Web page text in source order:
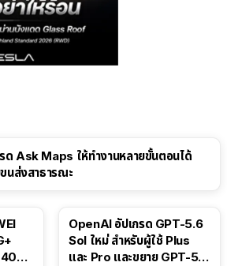
Ask Maps ให้ทำงานหลายขั้นตอนได้
นส่งสาธารณะ
OpenAI อัปเกรด GPT-5.6
Sol ใหม่ สำหรับผู้ใช้ Plus
และ Pro และขยาย GPT-5.6